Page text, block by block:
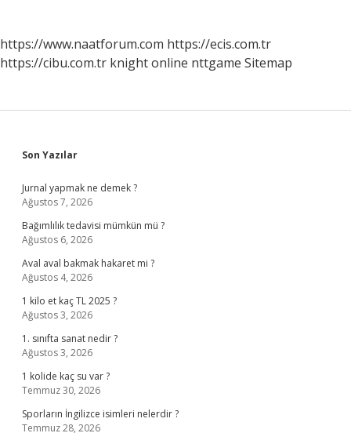
https://www.naatforum.com https://ecis.com.tr
https://cibu.com.tr knight online nttgame Sitemap
Sidebar
Son Yazılar
Jurnal yapmak ne demek ?
Ağustos 7, 2026
Bağımlılık tedavisi mümkün mü ?
Ağustos 6, 2026
Aval aval bakmak hakaret mi ?
Ağustos 4, 2026
1 kilo et kaç TL 2025 ?
Ağustos 3, 2026
1. sınıfta sanat nedir ?
Ağustos 3, 2026
1 kolide kaç su var ?
Temmuz 30, 2026
Sporların İngilizce isimleri nelerdir ?
Temmuz 28, 2026